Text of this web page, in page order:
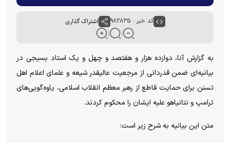
کد خبر : ۹۸۲۸۳۵ اشتراک گذاری
به گزارش آنا، دوازده هزار و هفتصد و چهل و یک استاد بسیجی در
بیانیه‌ای ضمن قدردانی از مرجعیت عالیقدر شیعه و علمای اعلام اهل
تسنن برای حمایت قاطع از رهبر معظم انقلاب اسلامی، یاوه‌گویی‌های
ترامپ و نتانیاهو علیه ایشان را محکوم کردند.
متن این بیانیه به شرح زیر است: